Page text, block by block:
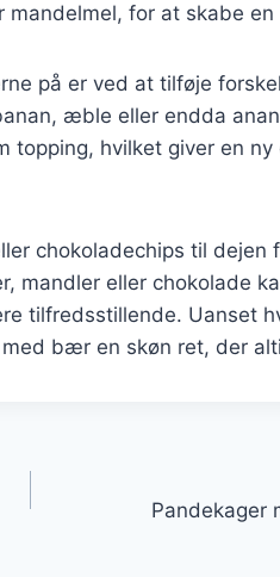
for at skabe
på er ved at tilføje
æble eller endda
topping, hvilket giver en
chokoladechips til dejen
mandler eller chokolade
tilfredsstillende. Uanset
bær en skøn ret, der
Pandekager